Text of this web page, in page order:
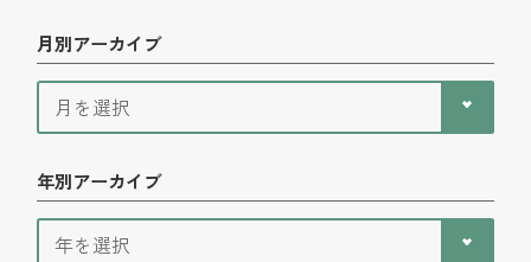
月別アーカイブ
年別アーカイブ